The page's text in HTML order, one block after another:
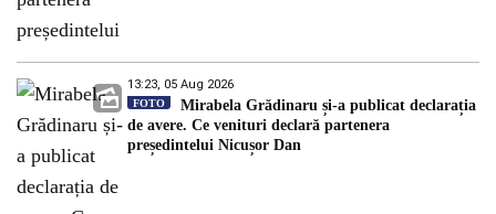
13:23, 05 Aug 2026
FOTO
Mirabela Grădinaru și-a publicat declarația
de avere. Ce venituri declară partenera
președintelui Nicușor Dan